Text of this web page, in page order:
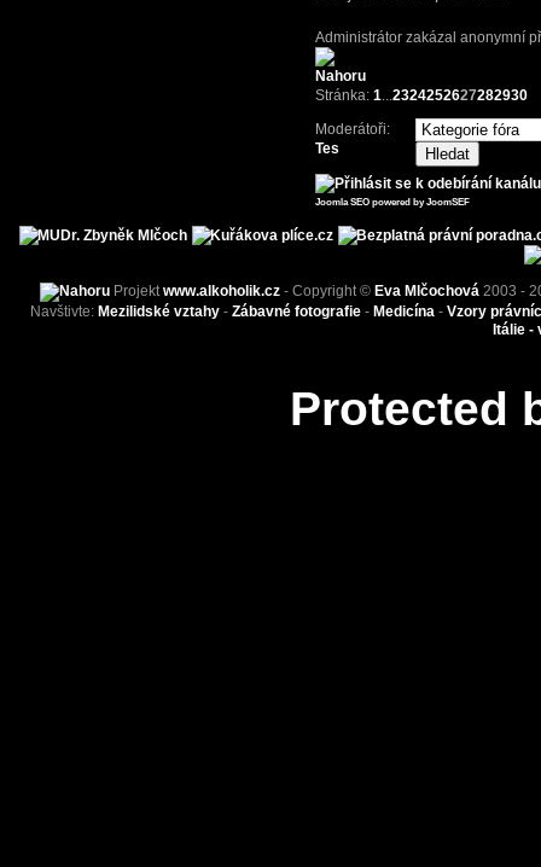
Administrátor zakázal anonymní
Stránka:1...2324252627282930
Moderátoři:
Tes
Joomla SEO powered by JoomSEF
Projektwww.alkoholik.cz - Copyright © Eva Mlčochová 2003 -
Navštivte: Mezilidské vztahy - Zábavné fotografie - Medicína - Vzory
Itálie -
Protected